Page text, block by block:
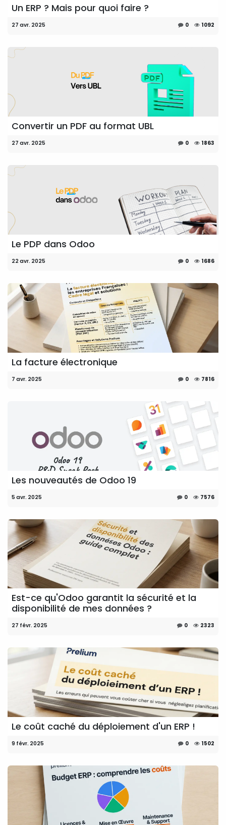
Un ERP ? Mais pour quoi faire ?
27 avr. 2025 0 1092
Convertir un PDF au format UBL
27 avr. 2025 0 1863
Le PDP dans Odoo
22 avr. 2025 0 1686
La facture électronique
7 avr. 2025 0 7816
Les nouveautés de Odoo 19
5 avr. 2025 0 7576
Est-ce qu'Odoo garantit la sécurité et la
disponibilité de mes données ?
27 févr. 2025 0 2323
Le coût caché du déploiement d'un ERP !
9 févr. 2025 0 1502